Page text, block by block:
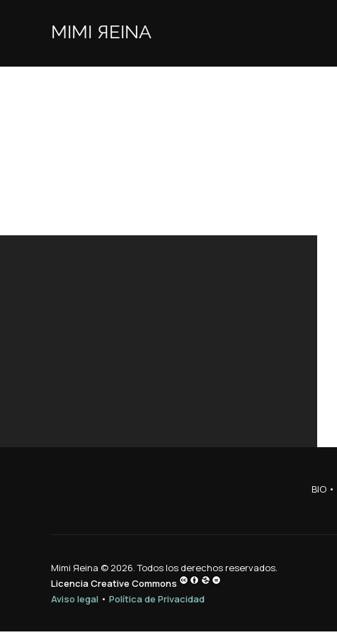
MIMI ЯEINA
BIO •
Mimi Яeina © 2026. Todos los derechos reservados.
Licencia Creative Commons
Aviso legal • Política de Privacidad